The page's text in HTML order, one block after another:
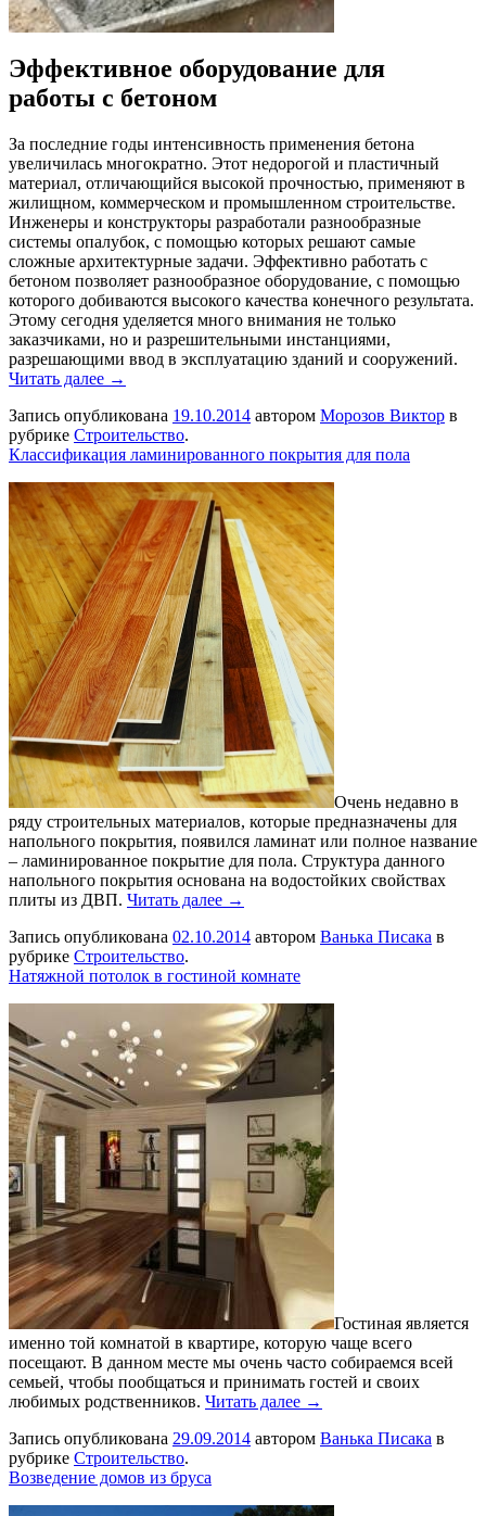
Эффективное оборудование для
работы с бетоном
За последние годы интенсивность применения бетона
увеличилась многократно. Этот недорогой и пластичный
материал, отличающийся высокой прочностью, применяют в
жилищном, коммерческом и промышленном строительстве.
Инженеры и конструкторы разработали разнообразные
системы опалубок, с помощью которых решают самые
сложные архитектурные задачи. Эффективно работать с
бетоном позволяет разнообразное оборудование, с помощью
которого добиваются высокого качества конечного результата.
Этому сегодня уделяется много внимания не только
заказчиками, но и разрешительными инстанциями,
разрешающими ввод в эксплуатацию зданий и сооружений.
Читать далее →
Запись опубликована 19.10.2014 автором Морозов Виктор в
рубрике Строительство.
Классификация ламинированного покрытия для пола
Очень недавно в
ряду строительных материалов, которые предназначены для
напольного покрытия, появился ламинат или полное название
– ламинированное покрытие для пола. Структура данного
напольного покрытия основана на водостойких свойствах
плиты из ДВП. Читать далее →
Запись опубликована 02.10.2014 автором Ванька Писака в
рубрике Строительство.
Натяжной потолок в гостиной комнате
Гостиная является
именно той комнатой в квартире, которую чаще всего
посещают. В данном месте мы очень часто собираемся всей
семьей, чтобы пообщаться и принимать гостей и своих
любимых родственников. Читать далее →
Запись опубликована 29.09.2014 автором Ванька Писака в
рубрике Строительство.
Возведение домов из бруса